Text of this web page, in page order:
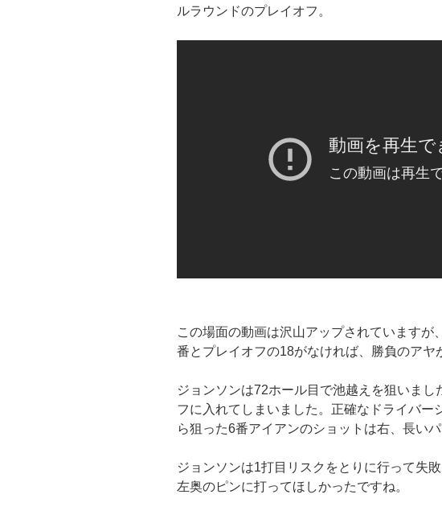
ルラウンドのプレイオフ。
この場面の動画は沢山アップされていますが
番とプレイオフの18がなければ、勝負のアヤ
ジョンソンは72ホール目で池越えを狙いまし
フに入れてしまいました。正確なドライバー
ら狙った6番アイアンのショットは右、長いパ
ジョンソンは1打目リスクをとりに行って失
左奥のピンに打ってほしかったですね。